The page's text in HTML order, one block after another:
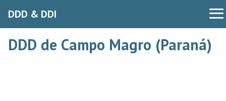
DDD & DDI
DDD de Campo Magro (Paraná)